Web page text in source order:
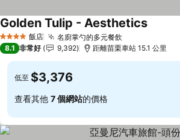
4 星級 飯店 名廚掌勺的多元餐飲查看價格
Golden Tulip - Aesthetics查看價格
8.1 非常好 9,392 距離苗栗車站 15.1 公里
低至 $3,376
查看其他 7 個網站的價格